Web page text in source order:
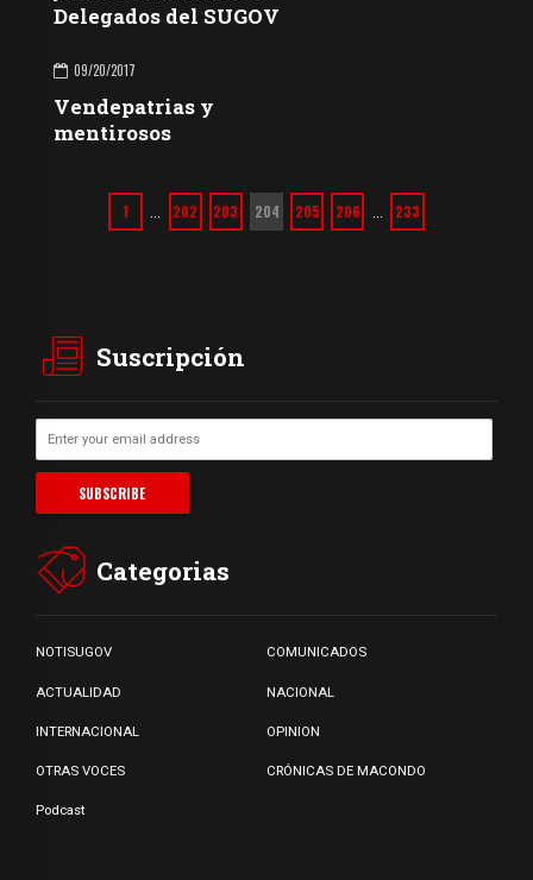
Delegados del SUGOV
09/20/2017
Vendepatrias y
mentirosos
1 202 203 204 205 206 233
Suscripción
Categorias
NOTISUGOV COMUNICADOS
ACTUALIDAD NACIONAL
INTERNACIONAL OPINION
OTRAS VOCES CRÓNICAS DE MACONDO
Podcast